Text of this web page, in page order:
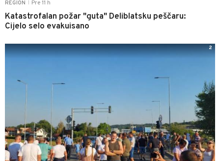
REGION Pre 11 h
Katastrofalan požar "guta" Deliblatsku peščaru:
Cijelo selo evakuisano
2